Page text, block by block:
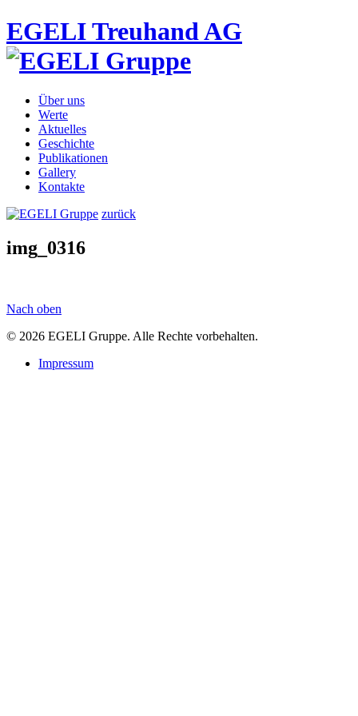
EGELI Treuhand AG
Über uns
Werte
Aktuelles
Geschichte
Publikationen
Gallery
Kontakte
zurück
img_0316
Nach oben
© 2026 EGELI Gruppe. Alle Rechte vorbehalten.
Impressum